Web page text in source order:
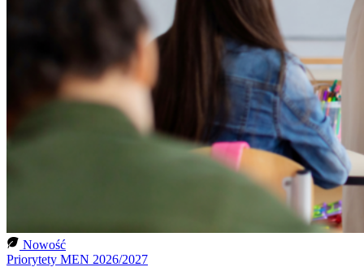
Nowość
Priorytety MEN 2026/2027